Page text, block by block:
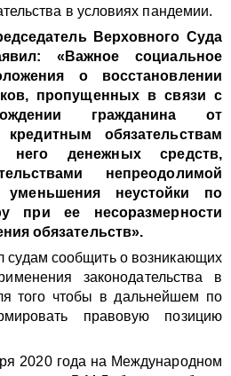
в условиях пандемии.
Верховного Суда
«Важное социальное
о восстановлении
пропущенных в связи с
гражданина от
кредитным обязательствам
денежных средств,
непреодолимой
неустойки по
при ее несоразмерности
обязательств».
судам сообщить о возникающих
законодательства в
того чтобы в дальнейшем по
правовую позицию
2020 года на Международном